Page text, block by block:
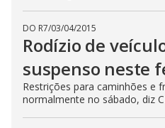
DO R7/03/04/2015
Rodízio de
suspenso neste
Restrições para caminhões e
normalmente no sábado, diz